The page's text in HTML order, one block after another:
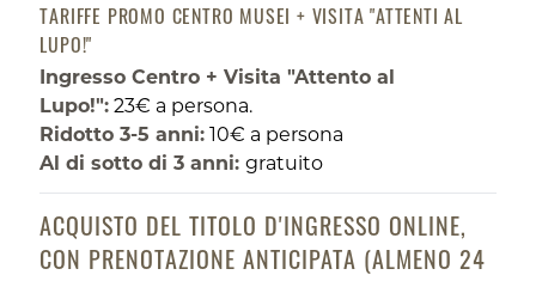
TARIFFE PROMO CENTRO MUSEI + VISITA "ATTENTI AL
LUPO!"
Ingresso Centro + Visita "Attento al
Lupo!": 23€ a persona.
Ridotto 3-5 anni: 10€ a persona
Al di sotto di 3 anni:gratuito
ACQUISTO DEL TITOLO D'INGRESSO ONLINE,
CON PRENOTAZIONE ANTICIPATA (ALMENO 24